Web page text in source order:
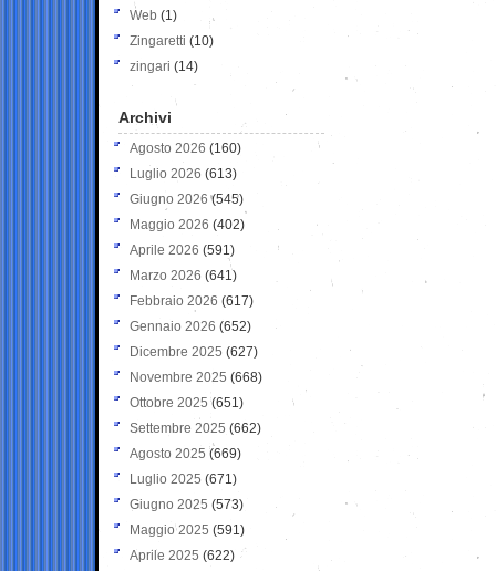
Web (1)
Zingaretti (10)
zingari (14)
Archivi
Agosto 2026 (160)
Luglio 2026 (613)
Giugno 2026 (545)
Maggio 2026 (402)
Aprile 2026 (591)
Marzo 2026 (641)
Febbraio 2026 (617)
Gennaio 2026 (652)
Dicembre 2025 (627)
Novembre 2025 (668)
Ottobre 2025 (651)
Settembre 2025 (662)
Agosto 2025 (669)
Luglio 2025 (671)
Giugno 2025 (573)
Maggio 2025 (591)
Aprile 2025 (622)